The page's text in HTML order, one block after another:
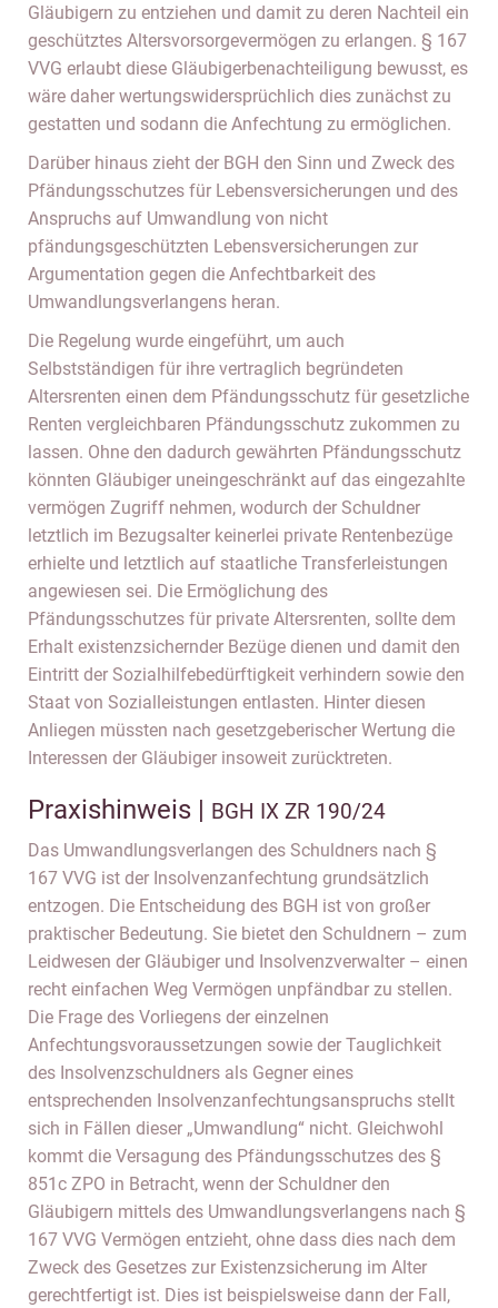
Gläubigern zu entziehen und damit zu deren Nachteil ein
geschütztes Altersvorsorgevermögen zu erlangen. § 167
VVG erlaubt diese Gläubigerbenachteiligung bewusst, es
wäre daher wertungswidersprüchlich dies zunächst zu
gestatten und sodann die Anfechtung zu ermöglichen.
Darüber hinaus zieht der BGH den Sinn und Zweck des
Pfändungsschutzes für Lebensversicherungen und des
Anspruchs auf Umwandlung von nicht
pfändungsgeschützten Lebensversicherungen zur
Argumentation gegen die Anfechtbarkeit des
Umwandlungsverlangens heran.
Die Regelung wurde eingeführt, um auch
Selbstständigen für ihre vertraglich begründeten
Altersrenten einen dem Pfändungsschutz für gesetzliche
Renten vergleichbaren Pfändungsschutz zukommen zu
lassen. Ohne den dadurch gewährten Pfändungsschutz
könnten Gläubiger uneingeschränkt auf das eingezahlte
vermögen Zugriff nehmen, wodurch der Schuldner
letztlich im Bezugsalter keinerlei private Rentenbezüge
erhielte und letztlich auf staatliche Transferleistungen
angewiesen sei. Die Ermöglichung des
Pfändungsschutzes für private Altersrenten, sollte dem
Erhalt existenzsichernder Bezüge dienen und damit den
Eintritt der Sozialhilfebedürftigkeit verhindern sowie den
Staat von Sozialleistungen entlasten. Hinter diesen
Anliegen müssten nach gesetzgeberischer Wertung die
Interessen der Gläubiger insoweit zurücktreten.
Praxishinweis | BGH IX ZR 190/24
Das Umwandlungsverlangen des Schuldners nach §
167 VVG ist der Insolvenzanfechtung grundsätzlich
entzogen. Die Entscheidung des BGH ist von großer
praktischer Bedeutung. Sie bietet den Schuldnern – zum
Leidwesen der Gläubiger und Insolvenzverwalter – einen
recht einfachen Weg Vermögen unpfändbar zu stellen.
Die Frage des Vorliegens der einzelnen
Anfechtungsvoraussetzungen sowie der Tauglichkeit
des Insolvenzschuldners als Gegner eines
entsprechenden Insolvenzanfechtungsanspruchs stellt
sich in Fällen dieser „Umwandlung“ nicht. Gleichwohl
kommt die Versagung des Pfändungsschutzes des §
851c ZPO in Betracht, wenn der Schuldner den
Gläubigern mittels des Umwandlungsverlangens nach §
167 VVG Vermögen entzieht, ohne dass dies nach dem
Zweck des Gesetzes zur Existenzsicherung im Alter
gerechtfertigt ist. Dies ist beispielsweise dann der Fall,